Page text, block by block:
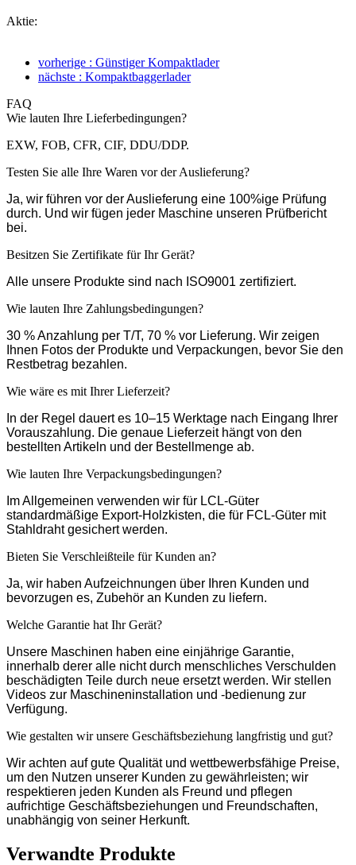
Aktie:
vorherige : Günstiger Kompaktlader
nächste : Kompaktbaggerlader
FAQ
Wie lauten Ihre Lieferbedingungen?
EXW, FOB, CFR, CIF, DDU/DDP.
Testen Sie alle Ihre Waren vor der Auslieferung?
Ja, wir führen vor der Auslieferung eine 100%ige Prüfung
durch. Und wir fügen jeder Maschine unseren Prüfbericht
bei.
Besitzen Sie Zertifikate für Ihr Gerät?
Alle unsere Produkte sind nach ISO9001 zertifiziert.
Wie lauten Ihre Zahlungsbedingungen?
30 % Anzahlung per T/T, 70 % vor Lieferung. Wir zeigen
Ihnen Fotos der Produkte und Verpackungen, bevor Sie den
Restbetrag bezahlen.
Wie wäre es mit Ihrer Lieferzeit?
In der Regel dauert es 10–15 Werktage nach Eingang Ihrer
Vorauszahlung. Die genaue Lieferzeit hängt von den
bestellten Artikeln und der Bestellmenge ab.
Wie lauten Ihre Verpackungsbedingungen?
Im Allgemeinen verwenden wir für LCL-Güter
standardmäßige Export-Holzkisten, die für FCL-Güter mit
Stahldraht gesichert werden.
Bieten Sie Verschleißteile für Kunden an?
Ja, wir haben Aufzeichnungen über Ihren Kunden und
bevorzugen es, Zubehör an Kunden zu liefern.
Welche Garantie hat Ihr Gerät?
Unsere Maschinen haben eine einjährige Garantie,
innerhalb derer alle nicht durch menschliches Verschulden
beschädigten Teile durch neue ersetzt werden. Wir stellen
Videos zur Maschineninstallation und -bedienung zur
Verfügung.
Wie gestalten wir unsere Geschäftsbeziehung langfristig und gut?
Wir achten auf gute Qualität und wettbewerbsfähige Preise,
um den Nutzen unserer Kunden zu gewährleisten; wir
respektieren jeden Kunden als Freund und pflegen
aufrichtige Geschäftsbeziehungen und Freundschaften,
unabhängig von seiner Herkunft.
Verwandte Produkte